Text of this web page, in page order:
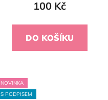
100 Kč
DO KOŠÍKU
NOVINKA
S PODPISEM